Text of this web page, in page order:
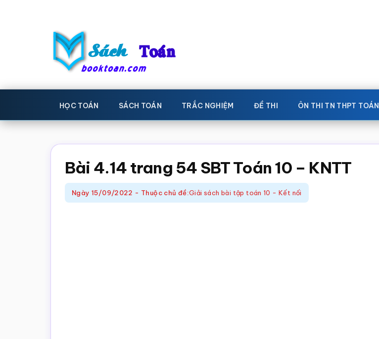
Sách
Toán
-
Học
toán
Học
toán,
toán,
Sách
HỌC TOÁN SÁCH TOÁN TRẮC NGHIỆM ĐỀ THI ÔN THI TN THPT TOÁN
Bài 4.14 trang 54 SBT Toán 10 – KNTT
Ngày 15/09/2022 - Thuộc chủ đề:Giải sách bài tập toán 10 - Kết nối